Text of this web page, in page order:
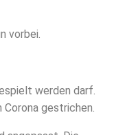
vorbei.
werden darf.
gestrichen.